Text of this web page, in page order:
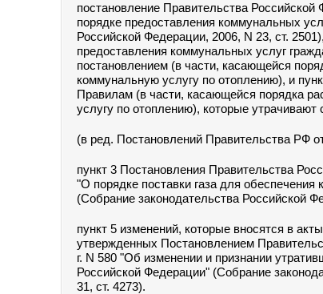
постановление Правительства
порядке предоставления коммунальных
Российской Федерации, 2006, N 23, ст.
предоставления коммунальных услуг
постановлением (в части, касающейся
коммунальную услугу по отоплению), и
Правилам (в части, касающейся порядка
услугу по отоплению), которые утрачивают
(в ред. Постановлений Правительства РФ
пункт 3 Постановления Правительства
"О порядке поставки газа для
(Собрание законодательства Российской
пункт 5 изменений, которые вносятся в
утвержденных Постановлением
г. N 580 "Об изменении и признании
Российской Федерации" (Собрание
31, ст. 4273).